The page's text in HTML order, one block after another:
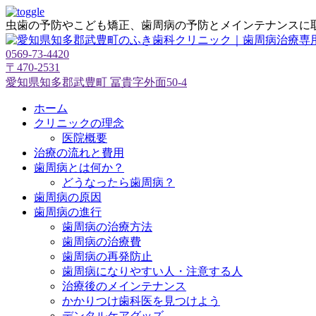
虫歯の予防やこども矯正、歯周病の予防とメインテナンスに
0569-73-4420
〒470-2531
愛知県知多郡武豊町 冨貴字外面50-4
ホーム
クリニックの理念
医院概要
治療の流れと費用
歯周病とは何か？
どうなったら歯周病？
歯周病の原因
歯周病の進行
歯周病の治療方法
歯周病の治療費
歯周病の再発防止
歯周病になりやすい人・注意する人
治療後のメインテナンス
かかりつけ歯科医を見つけよう